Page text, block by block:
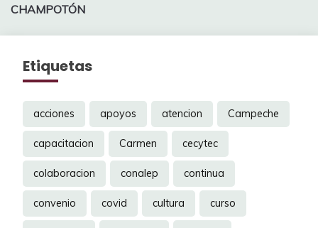
CHAMPOTÓN
Etiquetas
acciones apoyos atencion Campeche
capacitacion Carmen cecytec
colaboracion conalep continua
convenio covid cultura curso